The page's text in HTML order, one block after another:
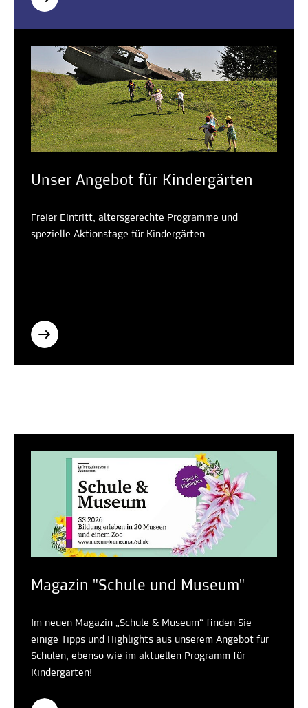
Unser Angebot für Kindergärten
Freier Eintritt, altersgerechte Programme und
spezielle Aktionstage für Kindergärten
Magazin "Schule und Museum"
Im neuen Magazin „Schule & Museum“ finden Sie
einige Tipps und Highlights aus unserem Angebot für
Schulen, ebenso wie im aktuellen Programm für
Kindergärten!